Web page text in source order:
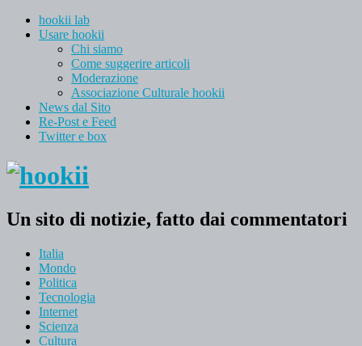
hookii lab
Usare hookii
Chi siamo
Come suggerire articoli
Moderazione
Associazione Culturale hookii
News dal Sito
Re-Post e Feed
Twitter e box
Un sito di notizie, fatto dai commentatori
Italia
Mondo
Politica
Tecnologia
Internet
Scienza
Cultura